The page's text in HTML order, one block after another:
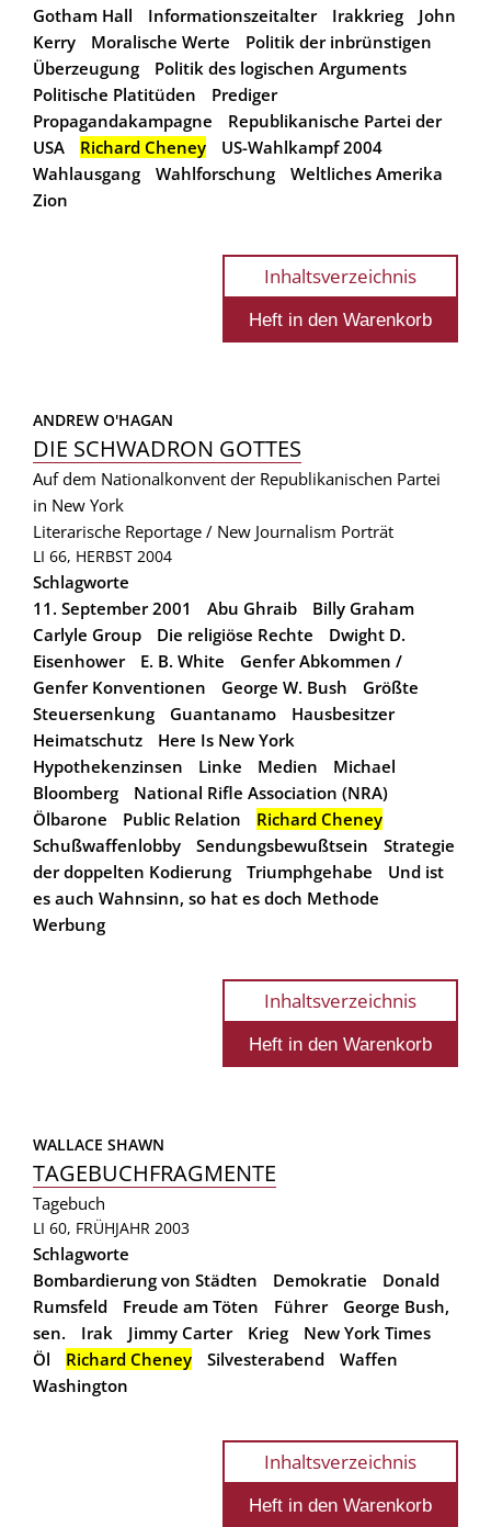
Gotham Hall Informationszeitalter Irakkrieg
John
Kerry
Moralische Werte
Politik der inbrünstigen
Überzeugung
Politik des logischen Arguments
Politische Platitüden
Prediger
Propagandakampagne
Republikanische Partei der
USA
Richard Cheney
US-Wahlkampf 2004
Wahlausgang
Wahlforschung
Weltliches Amerika
Zion
Inhaltsverzeichnis
ANDREW O'HAGAN
DIE SCHWADRON GOTTES
Auf dem Nationalkonvent der Republikanischen Partei
in New York
Literarische Reportage / New Journalism Porträt
LI 66, HERBST 2004
Schlagworte
11. September 2001
Abu Ghraib
Billy Graham
Carlyle Group
Die religiöse Rechte
Dwight D.
Eisenhower
E. B. White
Genfer Abkommen /
Genfer Konventionen
George W. Bush
Größte
Steuersenkung
Guantanamo
Hausbesitzer
Heimatschutz
Here Is New York
Hypothekenzinsen
Linke Medien
Michael
Bloomberg
National Rifle Association (NRA)
Ölbarone
Public Relation
Richard Cheney
Schußwaffenlobby
Sendungsbewußtsein
Strategie
der doppelten Kodierung
Triumphgehabe
Und ist
es auch Wahnsinn, so hat es doch Methode
Werbung
Inhaltsverzeichnis
WALLACE SHAWN
TAGEBUCHFRAGMENTE
Tagebuch
LI 60, FRÜHJAHR 2003
Schlagworte
Bombardierung von Städten
Demokratie
Donald
Rumsfeld
Freude am Töten Führer
George Bush,
sen.
Irak Jimmy Carter Krieg
New York Times
Öl
Richard Cheney Silvesterabend
Waffen
Washington
Inhaltsverzeichnis